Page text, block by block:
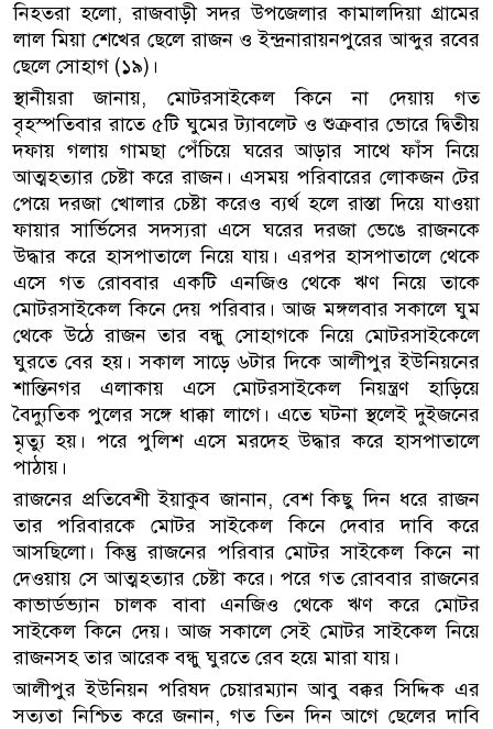
নিহতরা হলো, রাজবাড়ী সদর উপজেলার কামালদিয়া গ্রামের
লাল মিয়া শেখের ছেলে রাজন ও ইন্দ্রনারায়নপুরের আব্দুর রবের
ছেলে সোহাগ (১৯)।
স্থানীয়রা জানায়, মোটরসাইকেল কিনে না দেয়ায় গত
বৃহস্পতিবার রাতে ৫টি ঘুমের ট্যাবলেট ও শুক্রবার ভোরে দ্বিতীয়
দফায় গলায় গামছা পেঁচিয়ে ঘরের আড়ার সাথে ফাঁস নিয়ে
আত্মহত্যার চেষ্টা করে রাজন। এসময় পরিবারের লোকজন টের
পেয়ে দরজা খোলার চেষ্টা করেও ব্যর্থ হলে রাস্তা দিয়ে যাওয়া
ফায়ার সার্ভিসের সদস্যরা এসে ঘরের দরজা ভেঙে রাজনকে
উদ্ধার করে হাসপাতালে নিয়ে যায়। এরপর হাসপাতালে থেকে
এসে গত রোববার একটি এনজিও থেকে ঋণ নিয়ে তাকে
মোটরসাইকেল কিনে দেয় পরিবার। আজ মঙ্গলবার সকালে ঘুম
থেকে উঠে রাজন তার বন্ধু সোহাগকে নিয়ে মোটরসাইকেলে
ঘুরতে বের হয়। সকাল সাড়ে ৬টার দিকে আলীপুর ইউনিয়নের
শান্তিনগর এলাকায় এসে মোটরসাইকেল নিয়ন্ত্রণ হাড়িয়ে
বৈদ্যুতিক পুলের সঙ্গে ধাক্কা লাগে। এতে ঘটনা স্থলেই দুইজনের
মৃত্যু হয়। পরে পুলিশ এসে মরদেহ উদ্ধার করে হাসপাতালে
পাঠায়।
রাজনের প্রতিবেশী ইয়াকুব জানান, বেশ কিছু দিন ধরে রাজন
তার পরিবারকে মোটর সাইকেল কিনে দেবার দাবি করে
আসছিলো। কিন্তু রাজনের পরিবার মোটর সাইকেল কিনে না
দেওয়ায় সে আত্মহত্যার চেষ্টা করে। পরে গত রোববার রাজনের
কাভার্ডভ্যান চালক বাবা এনজিও থেকে ঋণ করে মোটর
সাইকেল কিনে দেয়। আজ সকালে সেই মোটর সাইকেল নিয়ে
রাজনসহ তার আরেক বন্ধু ঘুরতে রেব হয়ে মারা যায়।
আলীপুর ইউনিয়ন পরিষদ চেয়ারম্যান আবু বক্কর সিদ্দিক এর
সত্যতা নিশ্চিত করে জনান, গত তিন দিন আগে ছেলের দাবি